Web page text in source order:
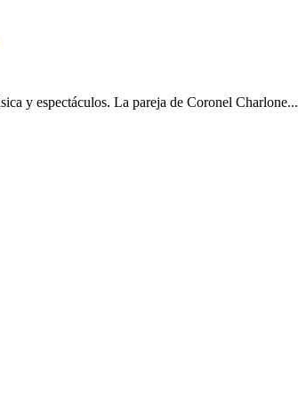
y espectáculos. La pareja de Coronel Charlone...